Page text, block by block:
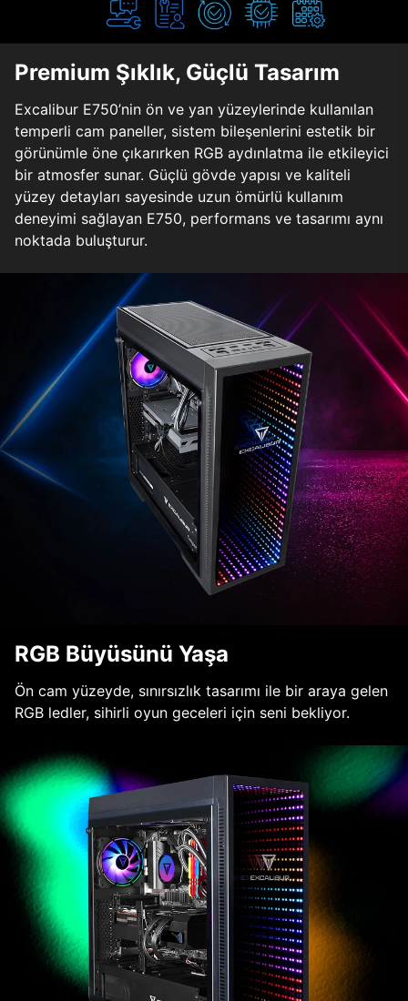
Premium Şıklık, Güçlü Tasarım
Excalibur E750’nin ön ve yan yüzeylerinde kullanılan
temperli cam paneller, sistem bileşenlerini estetik bir
görünümle öne çıkarırken RGB aydınlatma ile etkileyici
bir atmosfer sunar. Güçlü gövde yapısı ve kaliteli
yüzey detayları sayesinde uzun ömürlü kullanım
deneyimi sağlayan E750, performans ve tasarımı aynı
noktada buluşturur.
RGB Büyüsünü Yaşa
Ön cam yüzeyde, sınırsızlık tasarımı ile bir araya gelen
RGB ledler, sihirli oyun geceleri için seni bekliyor.